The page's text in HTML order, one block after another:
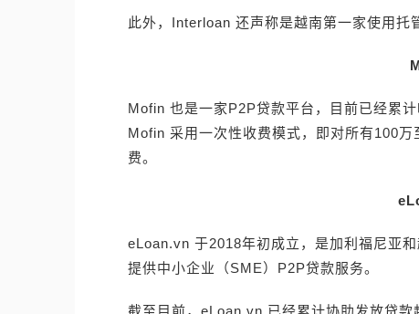
此外，Interloan 还声称是越南第一家使用托
Mofin 也是一家P2P贷款平台，目前已经累
Mofin 采用一次性收费模式，即对所有100
费。
eLoan.vn 于2018年初成立，是加利福尼亚
提供中小企业（SME）P2P贷款服务。
截至目前，eLoan.vn 已经累计协助发放贷款